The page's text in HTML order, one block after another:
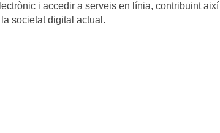
i accedir a serveis en línia, contribuint així
societat digital actual.